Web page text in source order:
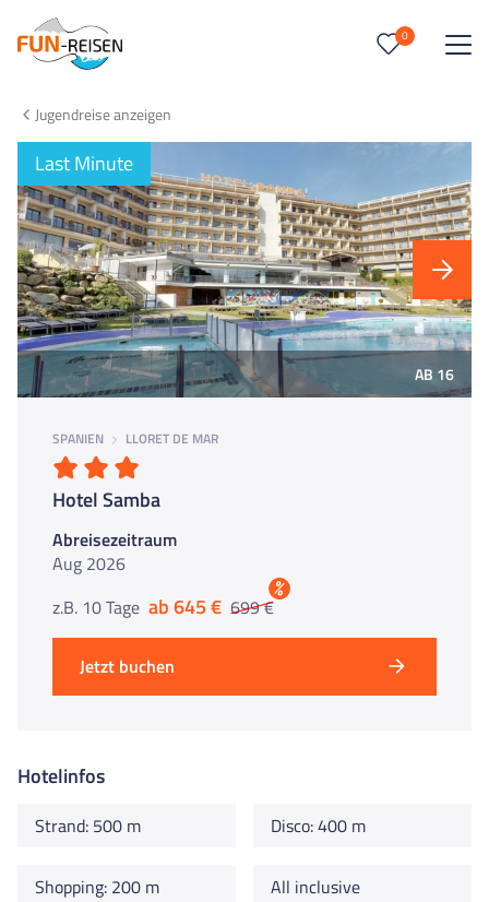
0
Keine Reisen auf der Merkliste
Jugendreise anzeigen
Last Minute
AB 16
SPANIEN LLORET DE MAR
Hotel Samba
Abreisezeitraum
Aug 2026
z.B. 10 Tage ab 645 € 699 €
%
Jetzt buchen
Hotelinfos
Strand: 500 m Disco: 400 m
Shopping: 200 m All inclusive